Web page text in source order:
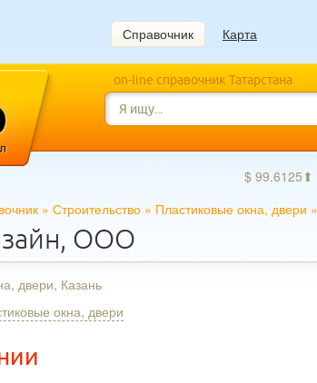
Справочник Карта
on-line справочник Татарстана
$ 99.6125⬆
» Строительство » Пластиковые окна, двери »
ООО
двери, Казань
окна, двери